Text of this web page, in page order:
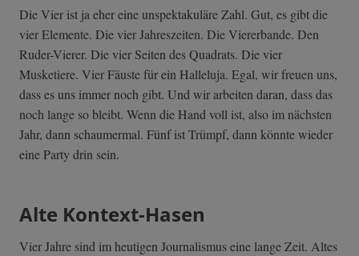
Die Vier ist ja eher eine unspektakuläre Zahl. Gut, es gibt die
vier Elemente. Die vier Jahreszeiten. Die Viererbande. Den
Ruder-Vierer. Die vier Seiten des Quadrats. Die vier
Musketiere. Vier Fäuste für ein Halleluja. Egal, wir freuen uns,
dass es uns immer noch gibt. Und wir arbeiten daran, dass das
noch lange so bleibt. Wenn die Hand voll ist, also im nächsten
Jahr, dann schaumermal. Fünf ist Trümpf, dann könnte wieder
eine Party drin sein.
Alte Kontext-Hasen
Vier Jahre sind im heutigen Journalismus eine lange Zeit. Altes